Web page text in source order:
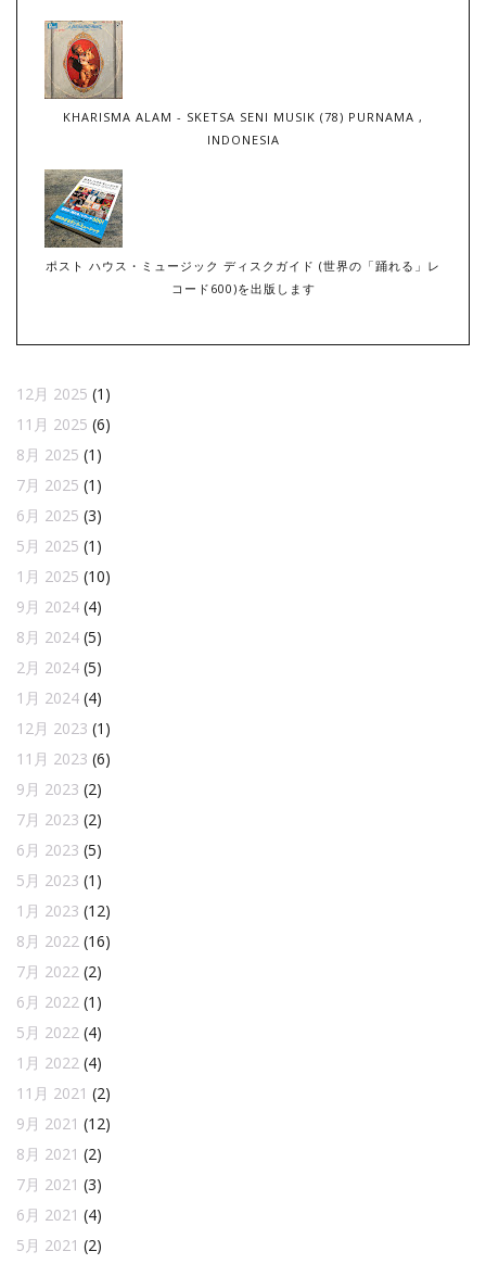
KHARISMA ALAM - SKETSA SENI MUSIK (78) PURNAMA ,
INDONESIA
ポスト ハウス・ミュージック ディスクガイド (世界の「踊れる」レ
コード600)を出版します
12月 2025 (1)
11月 2025 (6)
8月 2025 (1)
7月 2025 (1)
6月 2025 (3)
5月 2025 (1)
1月 2025 (10)
9月 2024 (4)
8月 2024 (5)
2月 2024 (5)
1月 2024 (4)
12月 2023 (1)
11月 2023 (6)
9月 2023 (2)
7月 2023 (2)
6月 2023 (5)
5月 2023 (1)
1月 2023 (12)
8月 2022 (16)
7月 2022 (2)
6月 2022 (1)
5月 2022 (4)
1月 2022 (4)
11月 2021 (2)
9月 2021 (12)
8月 2021 (2)
7月 2021 (3)
6月 2021 (4)
5月 2021 (2)